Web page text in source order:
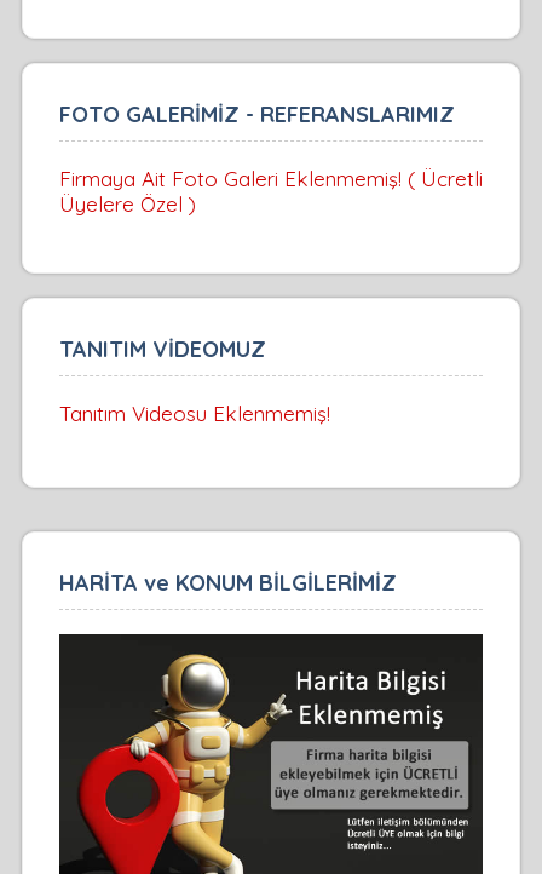
FOTO GALERİMİZ - REFERANSLARIMIZ
Firmaya Ait Foto Galeri Eklenmemiş! ( Ücretli
Üyelere Özel )
TANITIM VİDEOMUZ
Tanıtım Videosu Eklenmemiş!
HARİTA ve KONUM BİLGİLERİMİZ